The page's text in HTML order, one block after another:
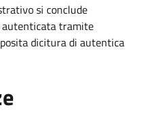
si conclude
autenticata tramite
dicitura di autentica